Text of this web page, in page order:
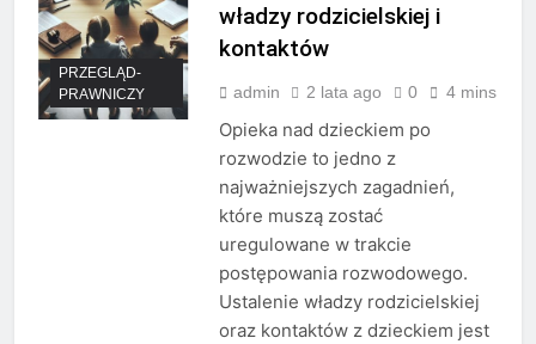
PRZEGLĄD-
PRAWNICZY
władzy rodzicielskiej i
kontaktów
admin 2 lata ago 0 4 mins
Opieka nad dzieckiem po
rozwodzie to jedno z
najważniejszych zagadnień,
które muszą zostać
uregulowane w trakcie
postępowania rozwodowego.
Ustalenie władzy rodzicielskiej
oraz kontaktów z dzieckiem jest